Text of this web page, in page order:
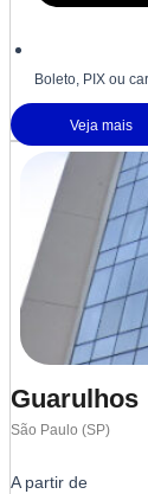
Boleto, PIX ou
Veja mais
Guarulhos
São Paulo (SP)
A partir de